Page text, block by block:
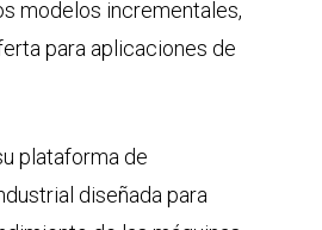
modelos incrementales,
para aplicaciones de
plataforma de
diseñada para